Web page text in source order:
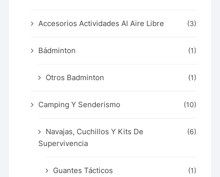
Accesorios Actividades Al Aire Libre (3)
Bádminton (1)
Otros Badminton (1)
Camping Y Senderismo (10)
Navajas, Cuchillos Y Kits De
Supervivencia
(6)
Guantes Tácticos (1)